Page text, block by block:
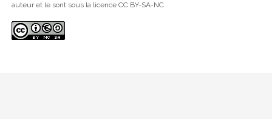
auteur et le sont sous la licence CC BY-SA-NC.